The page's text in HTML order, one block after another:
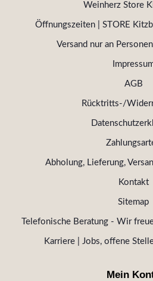
Weinherz Store
Öffnungszeiten | STORE
Versand nur an
AGB
Rücktritts-/
Abholung, Lieferung,
Kontakt
Sitemap
Telefonische Beratung - Wir
Karriere | Jobs, offene
Mein